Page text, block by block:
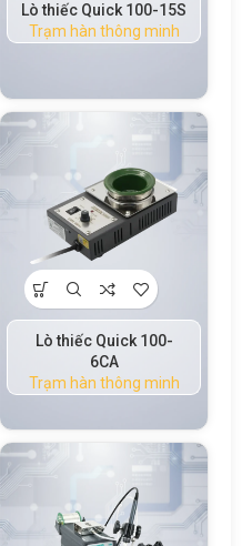
Lò thiếc Quick 100-15S
Trạm hàn thông minh
Lò thiếc Quick 100-
6CA
Trạm hàn thông minh